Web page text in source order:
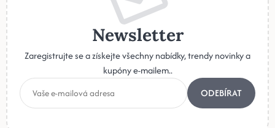
Newsletter
Zaregistrujte se a získejte všechny nabídky, trendy novinky a
kupóny e-mailem..
ODEBÍRAT